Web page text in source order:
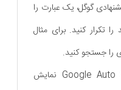
گوگل، یک عبارت را
تکرار کنید. برای مثال
را جستجو کنید.
نکته مثبت استفاده از Google Auto Suggest نمایش